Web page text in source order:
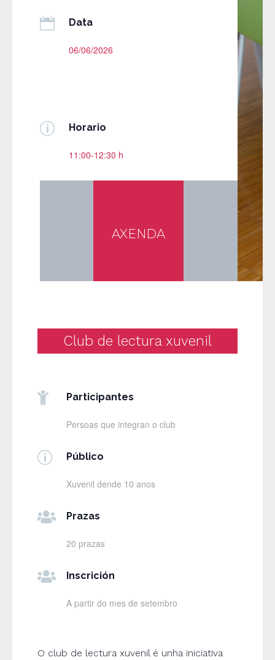
 Data
06/06/2026
p Horario
11:00-12:30 h
AXENDA
Club de lectura xuvenil
 Participantes
Persoas que integran o club
p Público
Xuvenil dende 10 anos
 Prazas
20 prazas
 Inscrición
A partir do mes de setembro
O club de lectura xuvenil é unha iniciativa